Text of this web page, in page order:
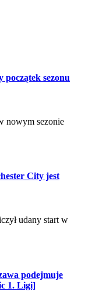
sezonu
nowym sezonie
City jest
udany start w
podejmuje
1. Ligi]